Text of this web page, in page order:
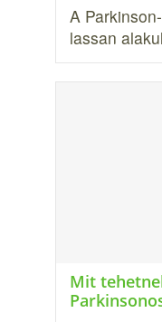
A
lassan
Mit